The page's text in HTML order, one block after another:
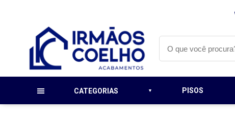
CATEGORIAS PISOS